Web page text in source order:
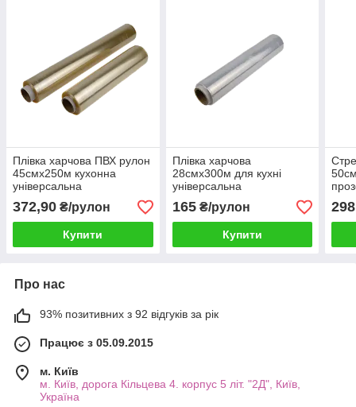
Плівка харчова ПВХ рулон
45смх250м кухонна
універсальна
372,90 ₴/рулон
Купити
Плівка харчова
28смх300м для кухні
універсальна
165₴/рулон
Купити
Про нас
93% позитивних з 92 відгуків за рік
Працює з 05.09.2015
м. Київ
м. Київ, дорога Кільцева 4. корпус 5 літ. "2Д", Київ,
Україна